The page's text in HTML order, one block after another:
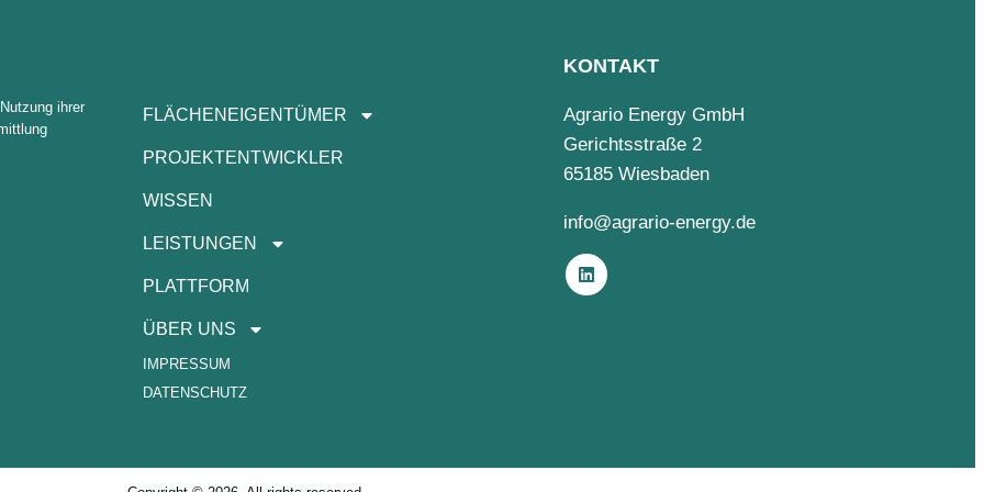
ihrer
FLÄCHENEIGENTÜMER
PROJEKTENTWICKLER
WISSEN
LEISTUNGEN
PLATTFORM
ÜBER UNS
IMPRESSUM
DATENSCHUTZ
KONTAKT
Agrario Energy GmbH
Gerichtsstraße 2
65185 Wiesbaden
info@agrario-energy.de